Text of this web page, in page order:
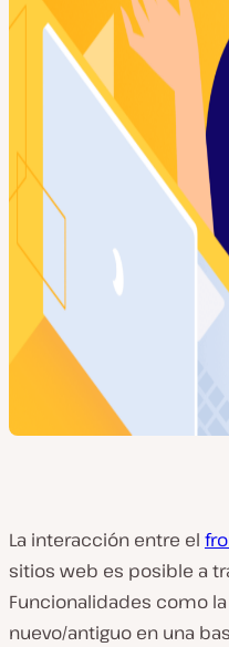
La interacción entre el
sitios web es posible a
Funcionalidades como
nuevo/antiguo en una